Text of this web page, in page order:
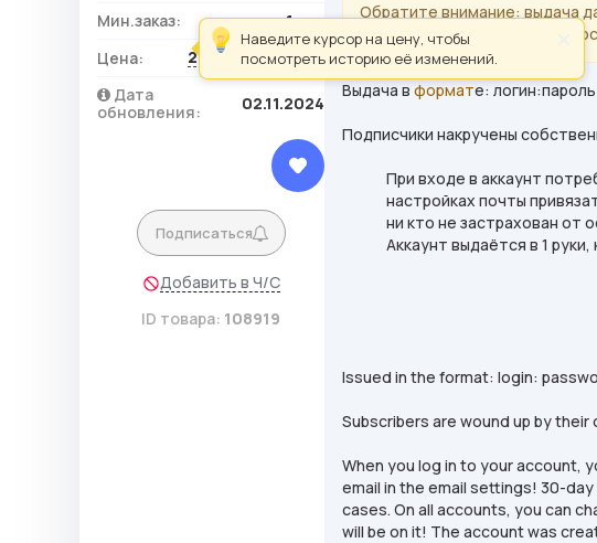
Мин.заказ:
1 шт.
Цена:
203,00 ₽ / шт.
Дата
обновления:
02.11.2024
Подписаться
Добавить в Ч/С
ID товара: 108919
Обратите внимание: выдача
за исключением субботы и
Выдача в формате: логин:пароль
Подписчики накручены
При входе в аккаунт
настройках почты
ни кто не застрахован от
Аккаунт выдаётся в 1
Issued in the format: login:
Subscribers are wound up by
When you log in to your account,
email in the email settings! 30-
cases. On all accounts, you can
will be on it! The account was
Наведите курсор на цену, чтобы
посмотреть историю её изменений.